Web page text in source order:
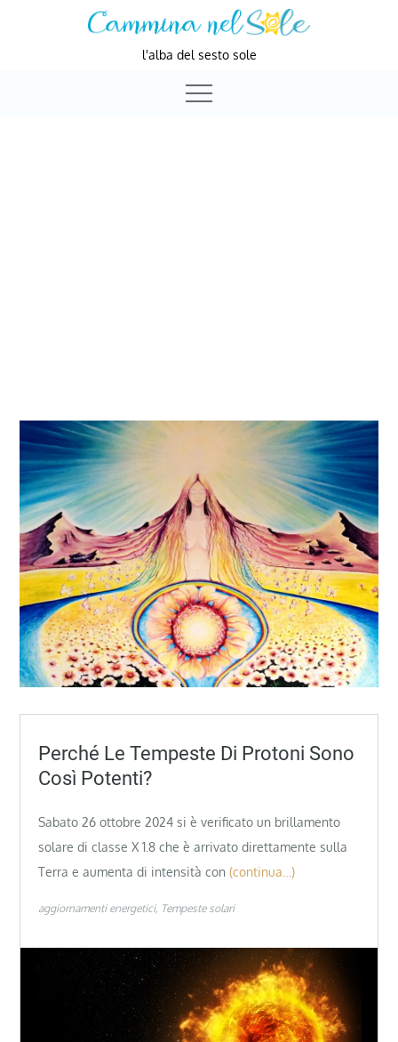
l'alba del sesto sole
Perché Le Tempeste Di Protoni Sono
Così Potenti?
Sabato 26 ottobre 2024 si è verificato un brillamento
solare di classe X 1.8 che è arrivato direttamente sulla
Terra e aumenta di intensità con (continua…)
aggiornamenti energetici Tempeste solari